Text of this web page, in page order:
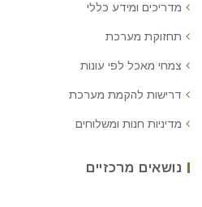
מדריכים ומידע כללי
תחזוקת מערכת
צמחי מאכל לפי עונות
דרישות להקמת מערכת
מדיניות חנות ומשלוחים
נושאים מרכזיים